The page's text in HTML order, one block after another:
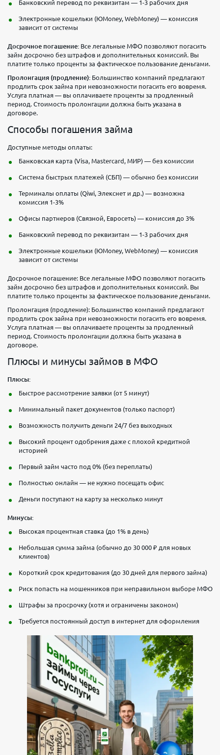
Банковский перевод по реквизитам — 1-3 рабочих дня
Электронные кошельки (ЮMoney, WebMoney) — комиссия
зависит от системы
Досрочное погашение: Все легальные МФО позволяют погасить
займ досрочно без штрафов и дополнительных комиссий. Вы
платите только проценты за фактическое пользование деньгами.
Пролонгация (продление): Большинство компаний предлагают
продлить срок займа при невозможности погасить его вовремя.
Услуга платная — вы оплачиваете проценты за продленный
период. Стоимость пролонгации должна быть указана в
договоре.
Способы погашения займа
Доступные методы оплаты:
Банковская карта (Visa, Mastercard, МИР) — без комиссии
Система быстрых платежей (СБП) — обычно без комиссии
Терминалы оплаты (Qiwi, Элекснет и др.) — возможна
комиссия 1-3%
Офисы партнеров (Связной, Евросеть) — комиссия до 3%
Банковский перевод по реквизитам — 1-3 рабочих дня
Электронные кошельки (ЮMoney, WebMoney) — комиссия
зависит от системы
Досрочное погашение: Все легальные МФО позволяют погасить
займ досрочно без штрафов и дополнительных комиссий. Вы
платите только проценты за фактическое пользование деньгами.
Пролонгация (продление): Большинство компаний предлагают
продлить срок займа при невозможности погасить его вовремя.
Услуга платная — вы оплачиваете проценты за продленный
период. Стоимость пролонгации должна быть указана в
договоре.
Плюсы и минусы займов в МФО
Плюсы:
Быстрое рассмотрение заявки (от 5 минут)
Минимальный пакет документов (только паспорт)
Возможность получить деньги 24/7 без выходных
Высокий процент одобрения даже с плохой кредитной
историей
Первый займ часто под 0% (без переплаты)
Полностью онлайн — не нужно посещать офис
Деньги поступают на карту за несколько минут
Минусы:
Высокая процентная ставка (до 1% в день)
Небольшая сумма займа (обычно до 30 000 ₽ для новых
клиентов)
Короткий срок кредитования (до 30 дней для первого займа)
Риск попасть на мошенников при неправильном выборе МФО
Штрафы за просрочку (хотя и ограничены законом)
Требуется постоянный доступ в интернет для оформления